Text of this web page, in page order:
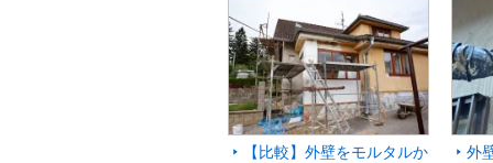
【比較】外壁をモルタルか
外